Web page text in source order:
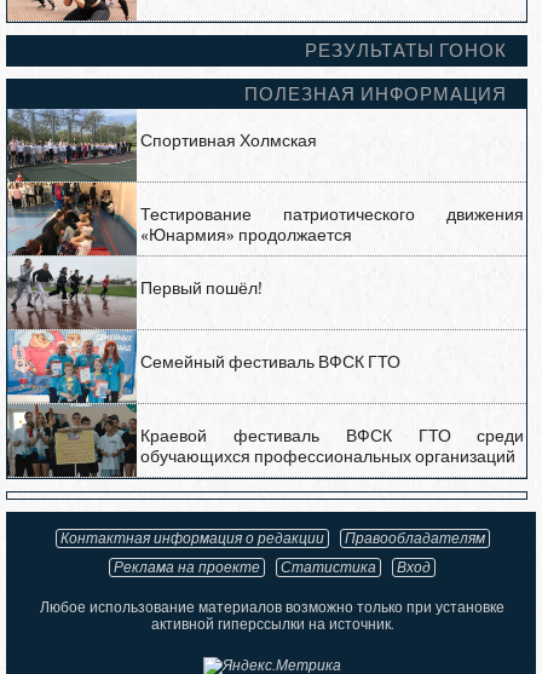
РЕЗУЛЬТАТЫ ГОНОК
ПОЛЕЗНАЯ ИНФОРМАЦИЯ
Спортивная Холмская
Тестирование патриотического движения
«Юнармия» продолжается
Первый пошёл!
Семейный фестиваль ВФСК ГТО
Краевой фестиваль ВФСК ГТО среди
обучающихся профессиональных организаций
Контактная информация о редакции
Правообладателям
Реклама на проекте
Статистика Вход
Любое использование материалов возможно только при установке
активной гиперссылки на источник.